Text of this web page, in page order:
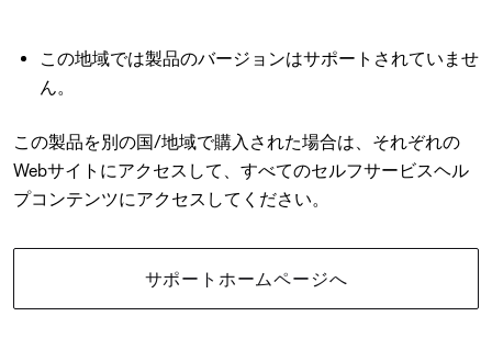
この地域では製品のバージョンはサポートされていませ
ん。
この製品を別の国/地域で購入された場合は、それぞれの
Webサイトにアクセスして、すべてのセルフサービスヘル
プコンテンツにアクセスしてください。
サポートホームページへ